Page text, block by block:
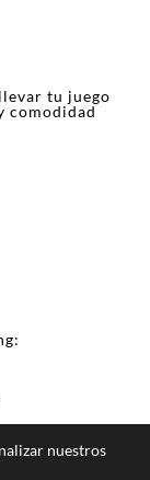
tu juego
comodidad
nuestros